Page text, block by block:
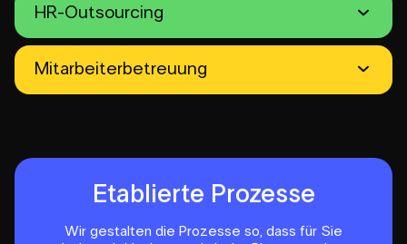
HR-Outsourcing
Mitarbeiterbetreuung
Etablierte Prozesse
Wir gestalten die Prozesse so, dass für Sie